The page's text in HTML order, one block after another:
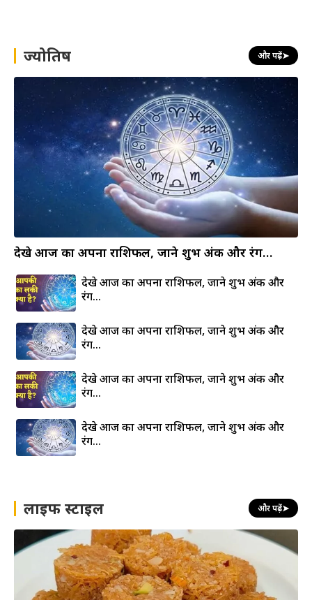
h ज्योतिष और पढ़ें➤
देखे आज का अपना राशिफल, जाने शुभ अंक और रंग…
देखे आज का अपना राशिफल, जाने शुभ अंक और
रंग…
देखे आज का अपना राशिफल, जाने शुभ अंक और
रंग…
देखे आज का अपना राशिफल, जाने शुभ अंक और
रंग…
देखे आज का अपना राशिफल, जाने शुभ अंक और
रंग…
लाइफ स्टाइल और पढ़ें➤